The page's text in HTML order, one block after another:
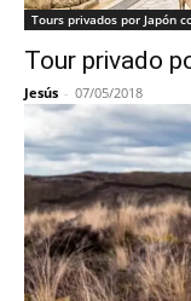
Tours privados por Japón
Tour privado
Jesús - 07/05/2018